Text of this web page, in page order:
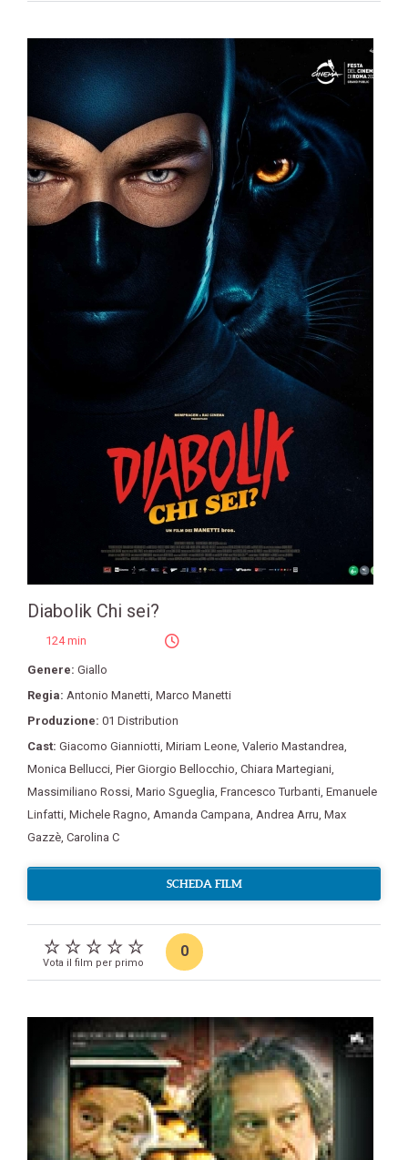
Diabolik Chi sei?
124 min
Genere: Giallo
Regia: Antonio Manetti Marco Manetti
Produzione: 01 Distribution
Cast: Giacomo Gianniotti Miriam Leone Valerio Mastandrea
Monica Bellucci Pier Giorgio Bellocchio Chiara Martegiani
Massimiliano Rossi Mario Sgueglia Francesco Turbanti Emanuele
Linfatti Michele Ragno Amanda Campana Andrea Arru Max
Gazzè Carolina C
SCHEDA FILM
Vota il film per primo
0